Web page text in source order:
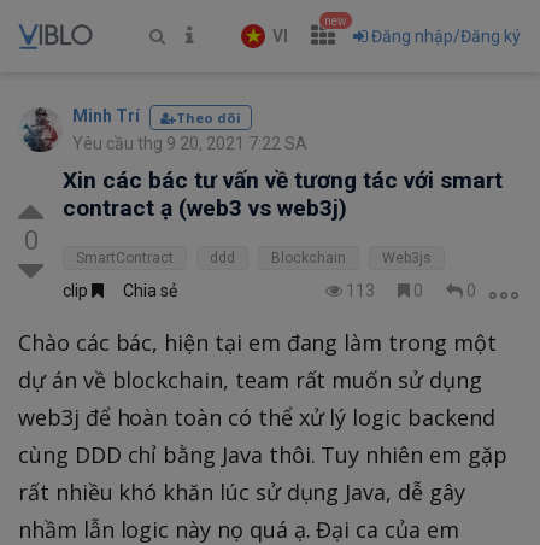
VI
new
Đăng nhập/Đăng ký
Minh Trí Theo dõi
Yêu cầu thg 9 20, 2021 7:22 SA
0
Xin các bác tư vấn về tương tác với smart
contract ạ (web3 vs web3j)
SmartContract ddd Blockchain Web3js
clip Chia sẻ 113 0 0
Chào các bác, hiện tại em đang làm trong một
dự án về blockchain, team rất muốn sử dụng
web3j để hoàn toàn có thể xử lý logic backend
cùng DDD chỉ bằng Java thôi. Tuy nhiên em gặp
rất nhiều khó khăn lúc sử dụng Java, dễ gây
nhầm lẫn logic này nọ quá ạ. Đại ca của em